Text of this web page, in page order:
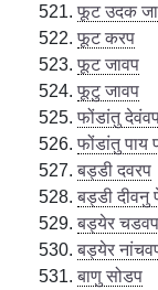
फूट उदक
फूट करप
फूट जावप
फूटु जावप
फोंडांतु
फोंडांतु पाय
बड्डी दवरप
बड्डी दीवनु
बड्येर चडवप
बड्येर
बाणु सोडप